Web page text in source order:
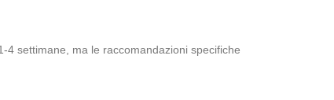
settimane, ma le raccomandazioni specifiche